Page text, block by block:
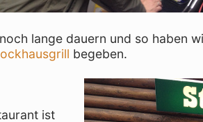
lange dauern und so haben
begeben.
ist